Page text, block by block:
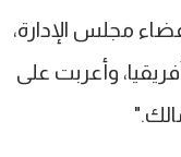
مجلس الإدارة،
وأعربت على